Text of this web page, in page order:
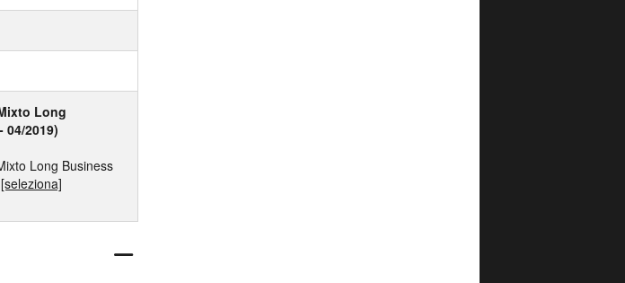
Long
04/2019)
Long Business
[seleziona]